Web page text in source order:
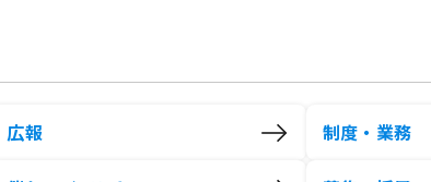
広報 制度・業務